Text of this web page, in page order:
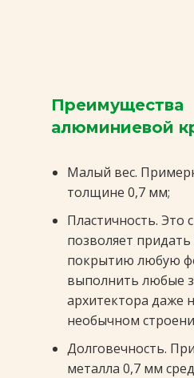
Преимущества
алюминиевой
Малый вес.
толщине 0,7 мм;
Пластичность. Это
позволяет
покрытию любую
выполнить любые
архитектора даже
необычном
Долговечность.
металла 0,7 мм